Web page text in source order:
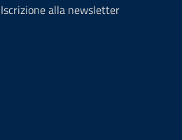
Iscrizione alla newsletter